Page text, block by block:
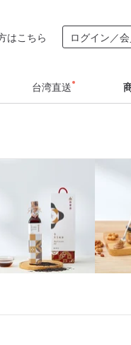
はこちら ログイン／
台湾直送